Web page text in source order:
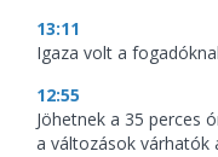
13:11
Igaza volt a
12:55
Jöhetnek a 35 perces
a változások várhatók